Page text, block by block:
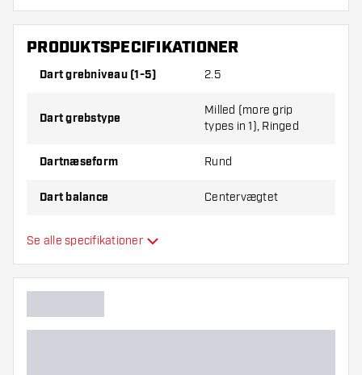
Dartpile, 3 Flights og 3 Skafter.
PRODUKTSPECIFIKATIONER
Dart grebniveau (1-5) 2.5
Dart grebstype
Milled (more grip
types in 1), Ringed
Dartnæseform Rund
Dart balance Centervægtet
Dart materiale
Dartnæsegreb
Se alle specifikationer